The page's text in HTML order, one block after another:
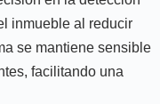
inmueble al reducir
se mantiene sensible
facilitando una